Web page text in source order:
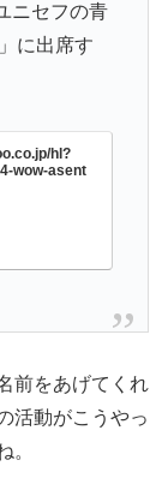
ニセフの青
に出席す
hl?
wow-asent
前をあげてくれ
活動がこうやっ
。